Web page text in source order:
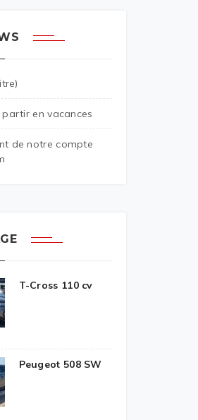
en vacances
de notre compte
T-Cross 110 cv
Peugeot 508 SW